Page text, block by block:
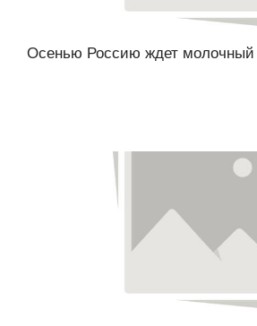
Осенью Россию ждет